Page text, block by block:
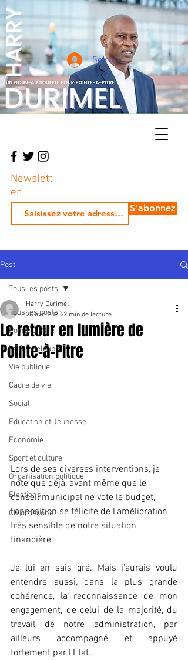
Se connecter
Newslett
er
S'abonnez
Post
Tous les posts
Pointe à Pitre
La Guadeloupe
Vie publique
Cadre de vie
Social
Education et Jeunesse
Economie
Sport et culture
Organisation politique
Elections
Chlordécone
Tous les posts
Le retour en lumière de
Pointe-à-Pitre
Harry Durimel
26 avr. 2023 2 min de lecture
Lors de ses diverses interventions, je
note que déjà, avant même que le
conseil municipal ne vote le budget,
l'opposition se félicite de l'amélioration
très sensible de notre situation
financière.
Je lui en sais gré. Mais j'aurais voulu
entendre aussi, dans la plus grande
cohérence, la reconnaissance de mon
engagement, de celui de la majorité, du
travail de notre administration, par
ailleurs accompagné et appuyé
fortement par l'Etat.